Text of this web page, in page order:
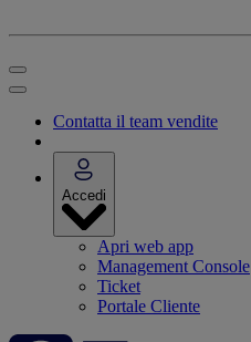
Contatta il team vendite
Accedi
Apri web app
Management Console
Ticket
Portale Cliente